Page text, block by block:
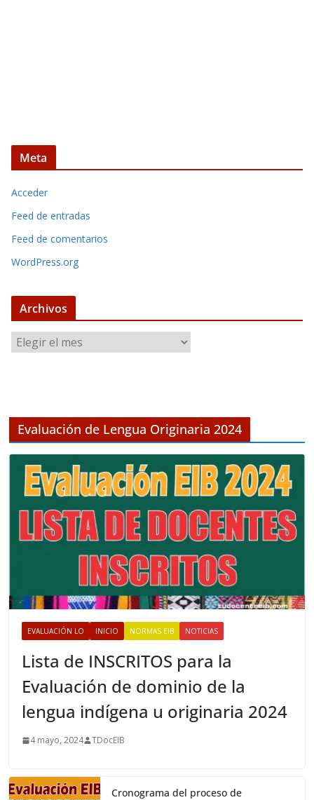
Meta
Acceder
Feed de entradas
Feed de comentarios
WordPress.org
Archivos
r
o
Evaluación de Lengua Originaria 2024
EVALUACIÓN LO INICIO NORMAS EIB NOTICIAS
Lista de INSCRITOS para la
Evaluación de dominio de la
lengua indígena u originaria 2024
4 mayo, 2024 TDocEIB
Cronograma del proceso de